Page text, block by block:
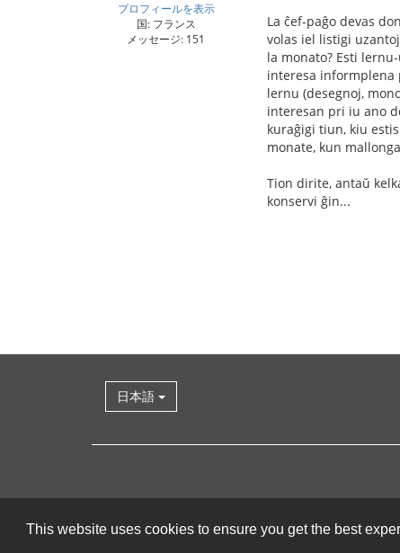
This website uses cookies to ensure you get the best
プロフィールを表示
国: フランス
メッセージ: 151
La ĉef-paĝo devas
volas iel listigi
la monato? Esti
interesa informplena
lernu (desegnoj,
interesan pri iu ano
kuraĝigi tiun, kiu
monate, kun
Tion dirite, antaŭ
konservi ĝin...
日本語